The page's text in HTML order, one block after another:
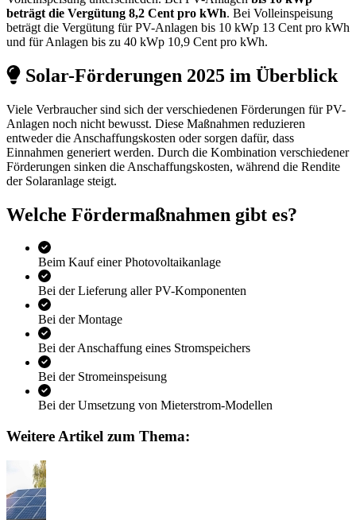
beträgt die Vergütung 8,2 Cent pro kWh. Bei Volleinspeisung
beträgt die Vergütung für PV-Anlagen bis 10 kWp 13 Cent pro kWh
und für Anlagen bis zu 40 kWp 10,9 Cent pro kWh.
Solar-Förderungen 2025 im Überblick
Viele Verbraucher sind sich der verschiedenen Förderungen für PV-
Anlagen noch nicht bewusst. Diese Maßnahmen reduzieren
entweder die Anschaffungskosten oder sorgen dafür, dass
Einnahmen generiert werden. Durch die Kombination verschiedener
Förderungen sinken die Anschaffungskosten, während die Rendite
der Solaranlage steigt.
Welche Fördermaßnahmen gibt es?
Beim Kauf einer Photovoltaikanlage
Bei der Lieferung aller PV-Komponenten
Bei der Montage
Bei der Anschaffung eines Stromspeichers
Bei der Stromeinspeisung
Bei der Umsetzung von Mieterstrom-Modellen
Weitere Artikel zum Thema: